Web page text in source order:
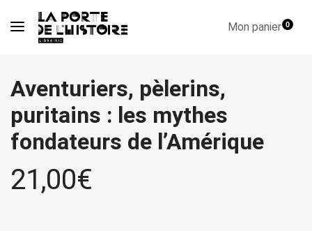
Mon panier0
Aventuriers, pèlerins,
puritains : les mythes
fondateurs de l’Amérique
21,00€